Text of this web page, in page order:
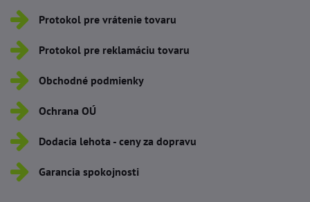
Protokol pre vrátenie tovaru
Protokol pre reklamáciu tovaru
Obchodné podmienky
Ochrana OÚ
Dodacia lehota - ceny za dopravu
Garancia spokojnosti